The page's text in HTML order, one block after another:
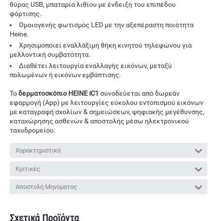
θύρας USB, μπαταρία λιθίου με ένδειξη του επιπέδου
φόρτισης.
Ομοιογενής φωτισμός LED με την αξεπέραστη ποιότητα
Heine.
Χρησιμοποιεί εναλλάξιμη θήκη κινητού τηλεφώνου για
μελλοντική συμβατότητα.
Διαθέτει λειτουργία εναλλαγής εικόνων, μεταξύ
πολωμένων ή εικόνων εμβάπτισης.
Τοδερματοσκόπιο HEINE iC1 συνοδεύεται από δωρεάν
εφαρμογή (App) με λειτουργίες εύκολου εντοπισμού εικόνων
με καταγραφή σχολίων & σημειώσεων, ψηφιακής μεγέθυνσης,
καταχώρησης ασθενών & αποστολής μέσω ηλεκτρονικού
ταχυδρομείου.
Χαρακτηριστικά
Κριτικές
Αποστολή Μηνύματος
Σχετικά Προϊόντα